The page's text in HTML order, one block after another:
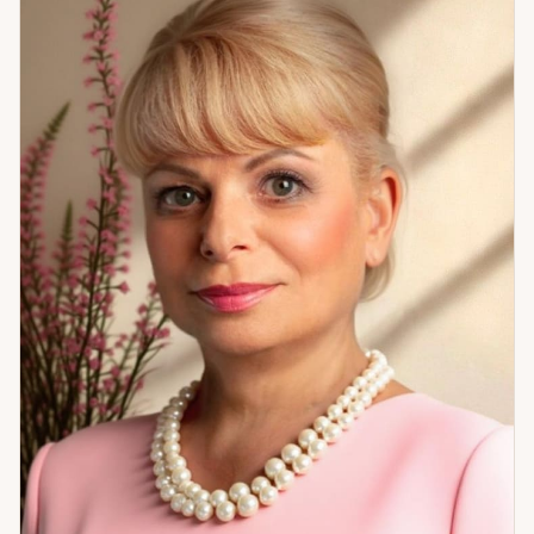
задача — помочь ему дойти до этого ответа самому, а не
подменить его мнением. Своих клиентов я учу быть
честными с собой — не жестоко, а с уважением. Любить
себя — не как культ, а как основу. Жить здесь и сейчас —
потому что только из этой точки возможны настоящие
изменения. И не делать культа из партнёра или ребёнка —
сохранять себя как личность, не растворяясь в другом
человеке. Я не пугаю и не обещаю невозможного. Я рядом
как проводник — не как тот, кто заменяет вашу волю своей.